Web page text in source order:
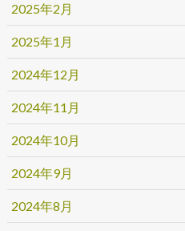
2025年2月
2025年1月
2024年12月
2024年11月
2024年10月
2024年9月
2024年8月